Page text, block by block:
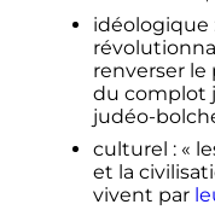
idéologique
renverser le
du complot
judéo-
culturel : «
et la
vivent par